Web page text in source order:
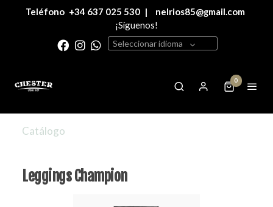
Teléfono +34 637 025 530 |
nelrios85@gmail.com
¡Síguenos!
Seleccionar idioma
0
Catálogo
Leggings Champion